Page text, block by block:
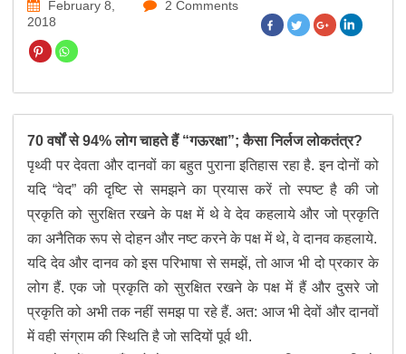
February 8,
2018
2 Comments
70 वर्षों से 94% लोग चाहते हैं “गऊरक्षा”; कैसा निर्लज लोकतंत्र?
पृथ्वी पर देवता और दानवों का बहुत पुराना इतिहास रहा है. इन दोनों को
यदि “वेद” की दृष्टि से समझने का प्रयास करें तो स्पष्ट है की जो
प्रकृति को सुरक्षित रखने के पक्ष में थे वे देव कहलाये और जो प्रकृति
का अनैतिक रूप से दोहन और नष्ट करने के पक्ष में थे, वे दानव कहलाये.
यदि देव और दानव को इस परिभाषा से समझें, तो आज भी दो प्रकार के
लोग हैं. एक जो प्रकृति को सुरक्षित रखने के पक्ष में हैं और दुसरे जो
प्रकृति को अभी तक नहीं समझ पा रहे हैं. अत: आज भी देवों और दानवों
में वही संग्राम की स्थिति है जो सदियों पूर्व थी.